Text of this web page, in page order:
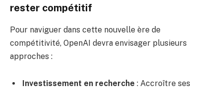
rester compétitif
Pour naviguer dans cette nouvelle ère de
compétitivité, OpenAI devra envisager plusieurs
approches :
Investissement en recherche : Accroître ses